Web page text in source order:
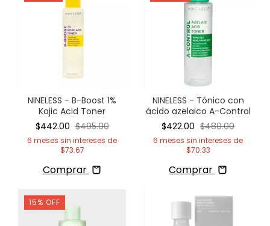
NINELESS - B-Boost 1%
Kojic Acid Toner
$442.00 $495.00
6 meses sin intereses de
$73.67
Comprar
NINELESS - Tónico con
ácido azelaico A-Control
$422.00 $480.00
6 meses sin intereses de
$70.33
Comprar
15% OFF